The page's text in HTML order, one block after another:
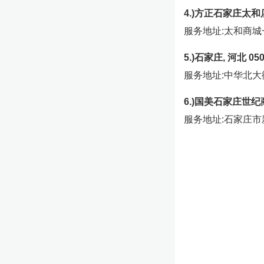
4.)方正石家庄太和
服务地址:太和商
5.)石家庄, 河北
服务地址:中华北
6.)国美石家庄世纪
服务地址:石家庄